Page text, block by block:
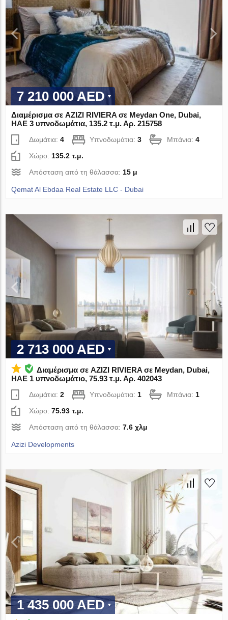
7 210 000 AED
Διαμέρισμα σε AZIZI RIVIERA σε Meydan One, Dubai,
ΗΑΕ 3 υπνοδωμάτια, 135.2 τ.μ. Αρ. 215758
Δωμάτια:4 Υπνοδωμάτια:3 Μπάνια:4
Χώρο: 135.2 τ.μ.
Απόσταση από τη θάλασσα: 15 μ
Qemat Al Ebdaa Real Estate LLC - Dubai
2 713 000 AED
Διαμέρισμα σε AZIZI RIVIERA σε Meydan, Dubai,
ΗΑΕ 1 υπνοδωμάτιο, 75.93 τ.μ. Αρ. 402043
Δωμάτια:2 Υπνοδωμάτια:1 Μπάνια:1
Χώρο:75.93 τ.μ.
Απόσταση από τη θάλασσα:7.6 χλμ
Azizi Developments
1 435 000 AED